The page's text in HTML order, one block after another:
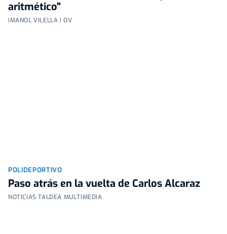
aritmético"
IMANOL VILELLA | OV
POLIDEPORTIVO
Paso atrás en la vuelta de Carlos Alcaraz
NOTICIAS TALDEA MULTIMEDIA